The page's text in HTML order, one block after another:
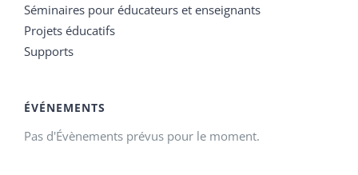
Séminaires pour éducateurs et enseignants
Projets éducatifs
Supports
ÉVÉNEMENTS
Pas d'Évènements prévus pour le moment.